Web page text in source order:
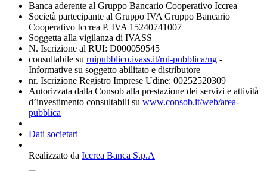
Banca aderente al Gruppo Bancario Cooperativo Iccrea
Società partecipante al Gruppo IVA Gruppo Bancario
Cooperativo Iccrea P. IVA 15240741007
Soggetta alla vigilanza di IVASS
N. Iscrizione al RUI: D000059545
consultabile su ruipubblico.ivass.it/rui-pubblica/ng -
Informative su soggetto abilitato e distributore
nr. Iscrizione Registro Imprese Udine: 00252520309
Autorizzata dalla Consob alla prestazione dei servizi e attività
d’investimento consultabili su www.consob.it/web/area-
pubblica
Dati societari
Realizzato da Iccrea Banca S.p.A